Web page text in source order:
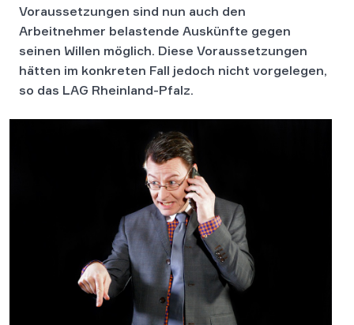
Voraussetzungen sind nun auch den
Arbeitnehmer belastende Auskünfte gegen
seinen Willen möglich. Diese Voraussetzungen
hätten im konkreten Fall jedoch nicht vorgelegen,
so das LAG Rheinland-Pfalz.